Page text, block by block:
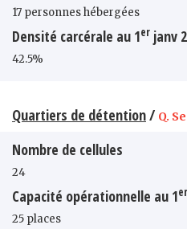
17 personnes hébergées
Densité carcérale au 1er janv
42.5%
Quartiers de détention/ Q.
Nombre de cellules
24
Capacité opérationnelle au 1er
25 places